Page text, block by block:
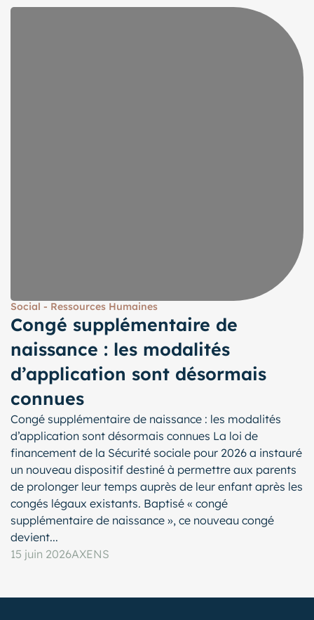
Social - Ressources Humaines
Congé supplémentaire de
naissance : les modalités
d’application sont désormais
connues
Congé supplémentaire de naissance : les modalités
d’application sont désormais connues La loi de
financement de la Sécurité sociale pour 2026 a instauré
un nouveau dispositif destiné à permettre aux parents
de prolonger leur temps auprès de leur enfant après les
congés légaux existants. Baptisé « congé
supplémentaire de naissance », ce nouveau congé
devient...
15 juin 2026AXENS